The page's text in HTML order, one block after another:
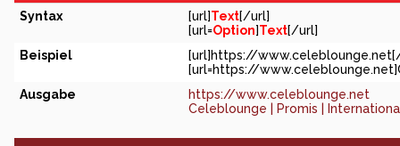
Syntax [url]Text[/url]
[url=Option]Text[/url]
Beispiel
[url]https://
[url=https://
Ausgabe
https://www.celeblounge.net
Celeblounge | Promis |